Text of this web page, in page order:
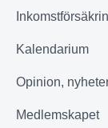
Kalendarium
Opinion,
Medlemskapet